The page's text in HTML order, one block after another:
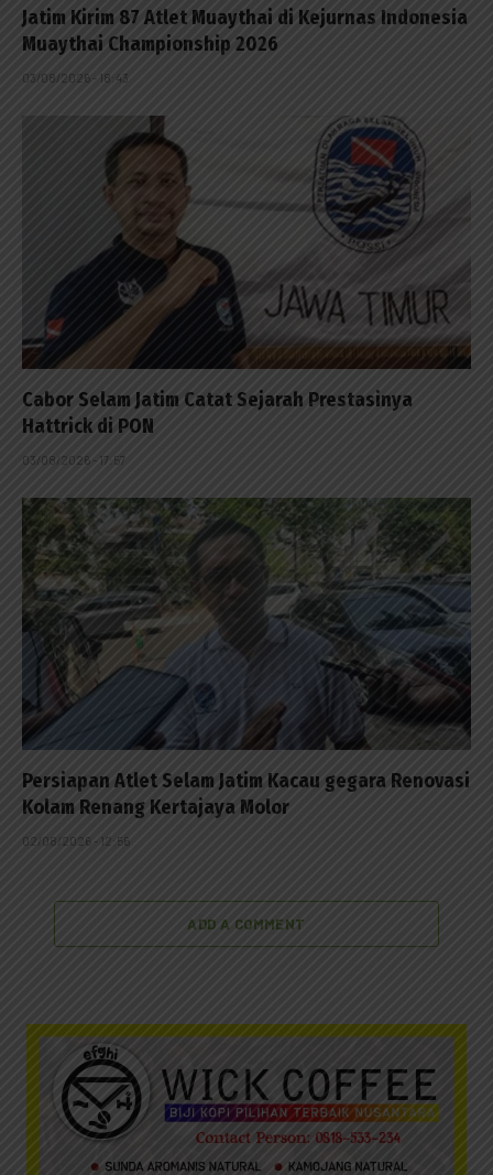
Jatim Kirim 87 Atlet Muaythai di Kejurnas Indonesia
Muaythai Championship 2026
03/08/2026 - 18:43
Cabor Selam Jatim Catat Sejarah Prestasinya
Hattrick di PON
03/08/2026 - 17:57
Persiapan Atlet Selam Jatim Kacau gegara Renovasi
Kolam Renang Kertajaya Molor
02/08/2026 - 12:56
ADD A COMMENT